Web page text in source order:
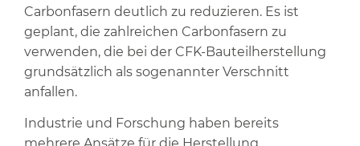
Carbonfasern deutlich zu reduzieren. Es ist
geplant, die zahlreichen Carbonfasern zu
verwenden, die bei der CFK-Bauteilherstellung
grundsätzlich als sogenannter Verschnitt
anfallen.
Industrie und Forschung haben bereits